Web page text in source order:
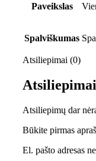
Paveikslas
Spalviškumas
Atsiliepimai (0)
Atsiliepimai
Atsiliepimų dar
Būkite pirmas
El. pašto adresas